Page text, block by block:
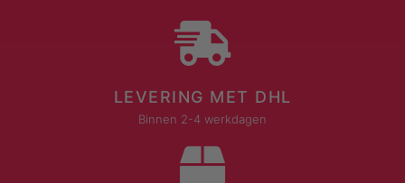
LEVERING MET DHL
Binnen 2-4 werkdagen